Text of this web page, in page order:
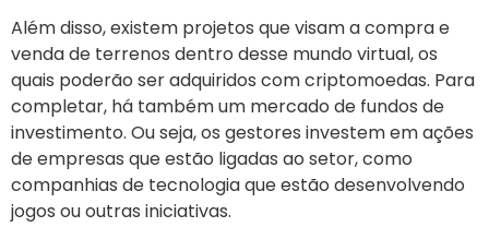
Além disso, existem projetos que visam a compra e
venda de terrenos dentro desse mundo virtual, os
quais poderão ser adquiridos com criptomoedas. Para
completar, há também um mercado de fundos de
investimento. Ou seja, os gestores investem em ações
de empresas que estão ligadas ao setor, como
companhias de tecnologia que estão desenvolvendo
jogos ou outras iniciativas.